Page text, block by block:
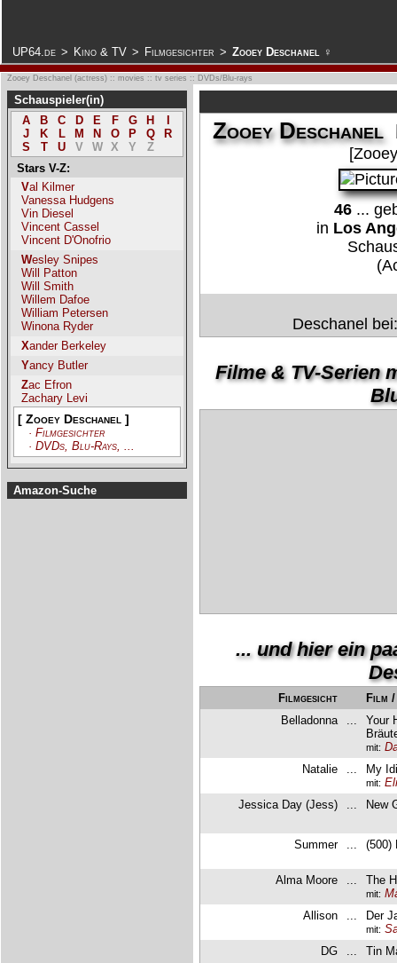
UP64.de > Kino & TV > Filmgesichter > Zooey Deschanel ♀
Zooey Deschanel (actress) :: movies :: tv series :: DVDs/Blu-rays
Schauspieler(in)
A
B C D E F G H
J
K L M N O P Q
R
S
T U V W X Y
Z
Stars V-Z:
Val Kilmer
Vanessa Hudgens
Vin Diesel
Vincent Cassel
Vincent D'Onofrio
Wesley Snipes
Will Patton
Will Smith
Willem Dafoe
William Petersen
Winona Ryder
Xander Berkeley
Yancy Butler
Zac Efron
Zachary Levi
[ Zooey Deschanel ]
· Filmgesichter
· DVDs, Blu-Rays, ...
Amazon-Suche
Zooey Deschanel
46 ...
in Los
Deschanel
Filme & TV-Serien
... und hier ein
Filmgesicht
Film
Belladonna
Your
mit:
Natalie
My
mit:
Jessica Day (Jess)
New
Summer (500)
Alma Moore The
mit:
Allison
Der
mit:
DG
Tin